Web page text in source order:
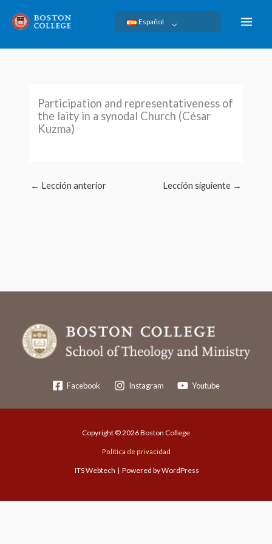
Español
Participation and representativeness of
the laity in a synodal Church (César
Kuzma)
← Lección anterior Lección siguiente →
Facebook Instagram Youtube
Copyright © 2026 Boston College
Política de privacidad
ITS Webtech | Powered by WordPress